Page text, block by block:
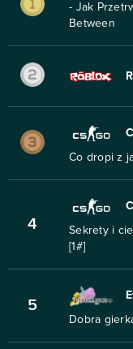
- Jak
Between
Co dropi z
4
Sekrety i
[1#]
5
Dobra